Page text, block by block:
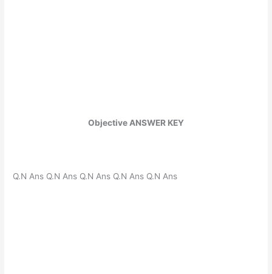
Objective ANSWER KEY
Q.N Ans Q.N Ans Q.N Ans Q.N Ans Q.N Ans